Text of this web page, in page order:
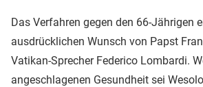
Das Verfahren gegen den 66-Jährigen
ausdrücklichen Wunsch von Papst
Vatikan-Sprecher Federico Lombardi.
angeschlagenen Gesundheit sei